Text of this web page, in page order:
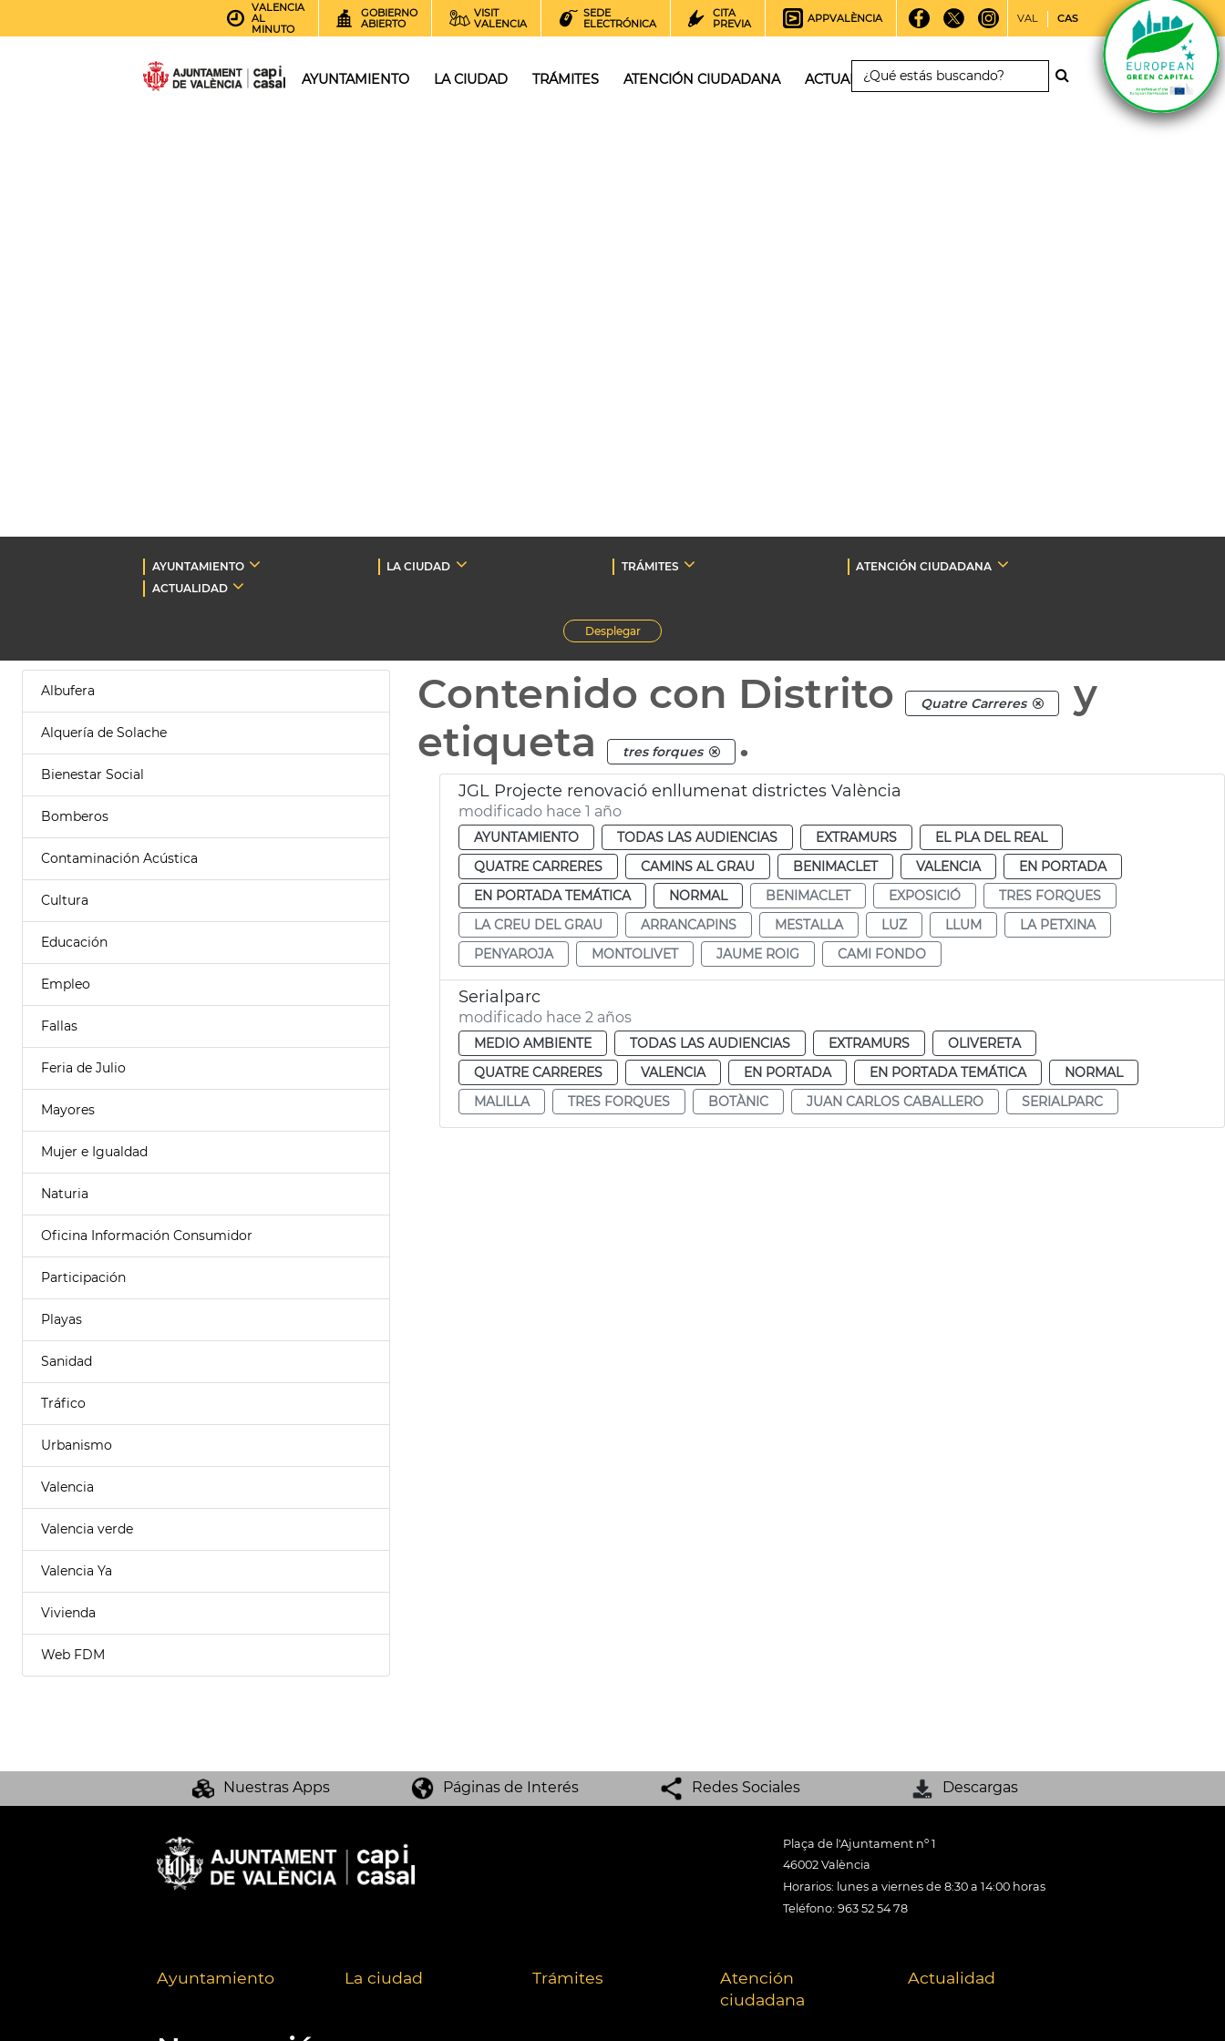
VALENCIA
AL
MINUTO
GOBIERNO
ABIERTO
VISIT
VALENCIA
SEDE
ELECTRÓNICA
CITA
PREVIA
APPVALÈNCIA VAL CAS
AYUNTAMIENTO LA CIUDAD TRÁMITES ATENCIÓN CIUDADANA ACTUALIDAD
AYUNTAMIENTO LA CIUDAD TRÁMITES
ATENCIÓN CIUDADANA
ACTUALIDAD
Desplegar
Albufera
Alquería de Solache
Bienestar Social
Bomberos
Contaminación Acústica
Cultura
Educación
Empleo
Fallas
Feria de Julio
Mayores
Mujer e Igualdad
Naturia
Oficina Información Consumidor
Participación
Playas
Sanidad
Tráfico
Urbanismo
Valencia
Valencia verde
Valencia Ya
Vivienda
Web FDM
Contenido con Distrito Quatre Carreres
y
etiqueta
tres forques .
JGL Projecte renovació enllumenat districtes València
modificado hace 1 año
AYUNTAMIENTO TODAS LAS AUDIENCIAS EXTRAMURS
EL PLA DEL REAL
QUATRE CARRERES
CAMINS AL GRAU BENIMACLET VALENCIA
EN PORTADA
EN PORTADA TEMÁTICA
NORMAL BENIMACLET EXPOSICIÓ
TRES FORQUES
LA CREU DEL GRAU
ARRANCAPINS MESTALLA LUZ LLUM
LA PETXINA
PENYAROJA
MONTOLIVET JAUME ROIG CAMI FONDO
Serialparc
modificado hace 2 años
MEDIO AMBIENTE TODAS LAS AUDIENCIAS EXTRAMURS
OLIVERETA
QUATRE CARRERES
VALENCIA EN PORTADA EN PORTADA TEMÁTICA
NORMAL
MALILLA
TRES FORQUES BOTÀNIC JUAN CARLOS CABALLERO SERIALPARC
Nuestras Apps Páginas de Interés Redes Sociales Descargas
Plaça de l'Ajuntament nº 1
46002 València
Horarios: lunes a viernes de 8:30 a 14:00 horas
Teléfono: 963 52 54 78
Ayuntamiento La ciudad Trámites
Atención
ciudadana
Actualidad